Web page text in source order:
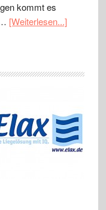
kommt es
[Weiterlesen...]